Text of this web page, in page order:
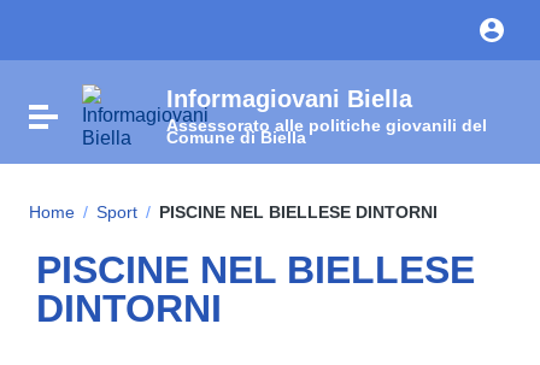
Attiva / disattiva la navigazione
Informagiovani Biella
Assessorato alle politiche giovanili del
Comune di Biella
Home / Sport / PISCINE NEL BIELLESE DINTORNI
PISCINE NEL BIELLESE
DINTORNI